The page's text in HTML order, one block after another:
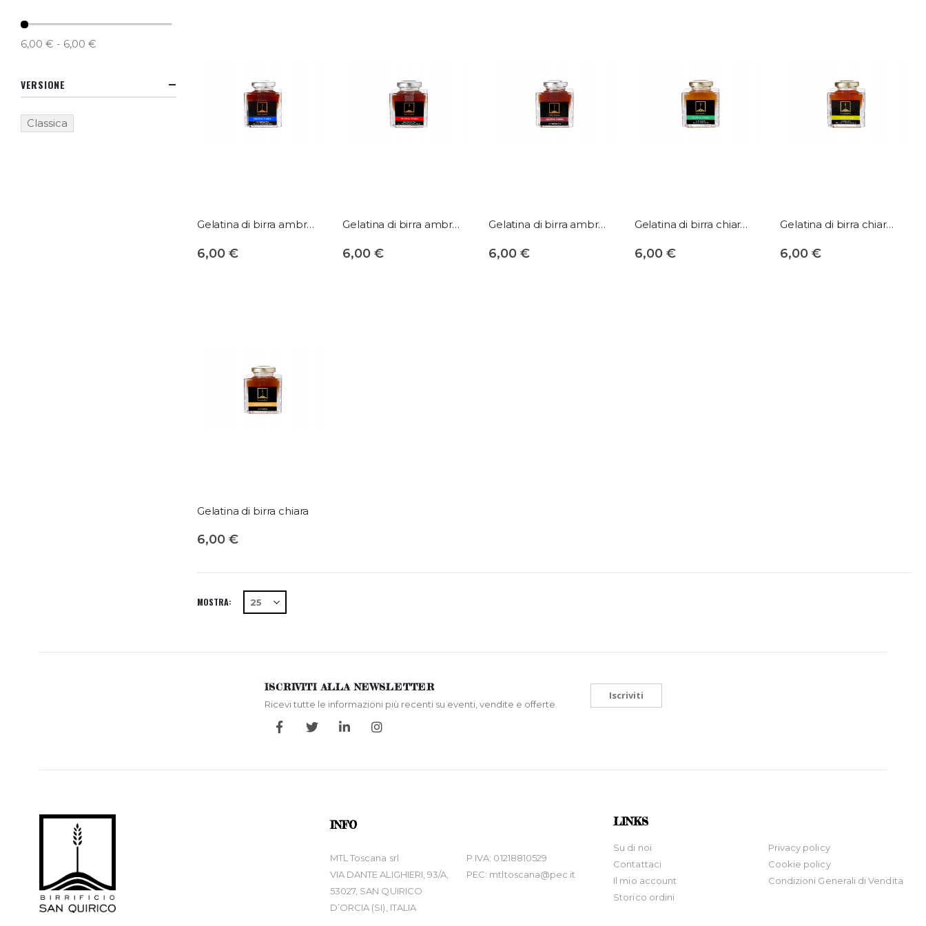
Gelatina di birra ambrata allo zenzero
6,00 €
Gelatina di birra ambrata al peperoncino
6,00 €
Gelatina di birra ambrata
6,00 €
Gelatina di birra chiara alla menta
6,00 €
Gelatina di birra chiara alla cannella
6,00 €
Gelatina di birra chiara
6,00 €
MOSTRA
6,00 € - 6,00 €
VERSIONE
Classica
ISCRIVITI ALLA NEWSLETTER
Ricevi tutte le informazioni più recenti su eventi, vendite e offerte.
Iscriviti
INFO
MTL Toscana srl
VIA DANTE ALIGHIERI, 93/A,
53027, SAN QUIRICO
D’ORCIA (SI), ITALIA
P.IVA: 01218810529
PEC: mtltoscana@pec.it
LINKS
Su di noi
Contattaci
Il mio account
Storico ordini
Privacy policy
Cookie policy
Condizioni Generali di Vendita